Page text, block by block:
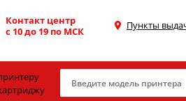
Контакт центр
с 10 до 19 по МСК
Пункты